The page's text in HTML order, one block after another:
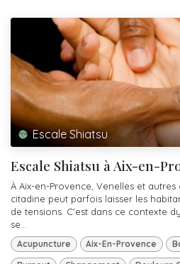
Escale Shiatsu
Escale Shiatsu à Aix-en-
À Aix-en-Provence, Venelles et
citadine peut parfois laisser les
de tensions. C'est dans ce contexte
se...
Acupuncture Aix-En-Provence